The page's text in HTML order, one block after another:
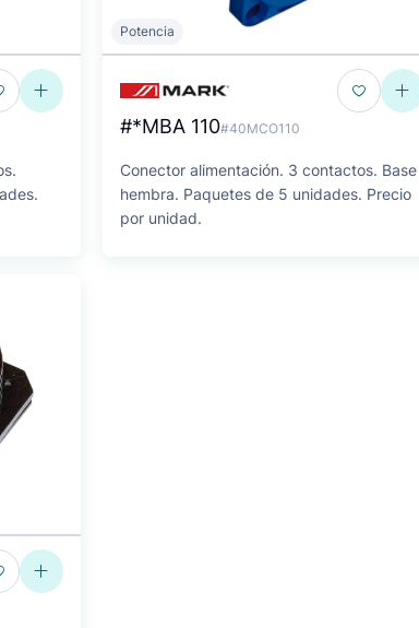
Potencia
#*MBA 110#40MCO110
Conector alimentación. 3 contactos. Base
hembra. Paquetes de 5 unidades. Precio
por unidad.